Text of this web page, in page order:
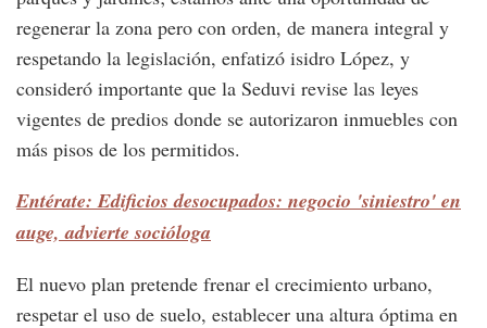
regenerar la zona pero con orden, de manera integral y
respetando la legislación, enfatizó isidro López, y
consideró importante que la Seduvi revise las leyes
vigentes de predios donde se autorizaron inmuebles con
más pisos de los permitidos.
Entérate: Edificios desocupados: negocio 'siniestro' en
auge, advierte socióloga
El nuevo plan pretende frenar el crecimiento urbano,
respetar el uso de suelo, establecer una altura óptima en